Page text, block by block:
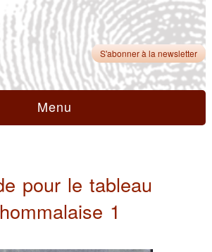
S'abonner à la newsletter
Menu
pour le tableau
1